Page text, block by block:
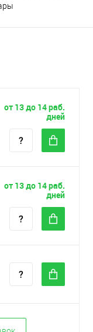
от 13 до 14 раб.
дней
от 13 до 14 раб.
дней